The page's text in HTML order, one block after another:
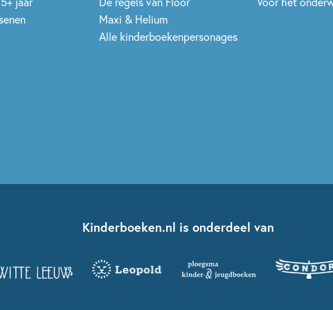
Maxi & Helium
Alle kinderboekenpersonages
Kinderboeken.nl is onderdeel van